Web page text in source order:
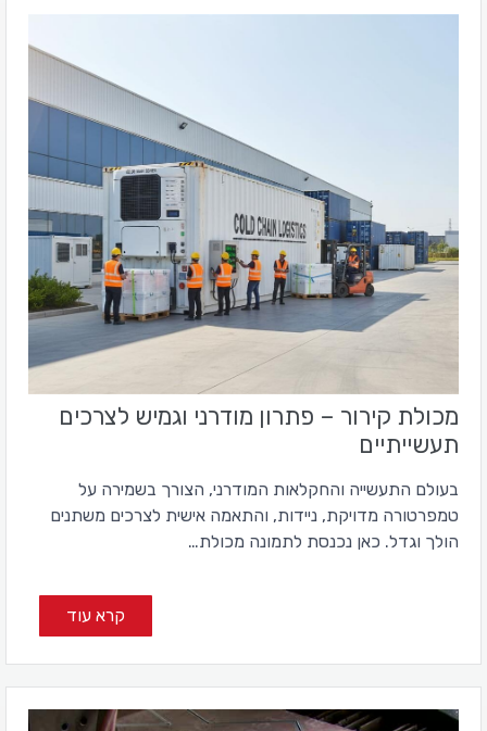
מכולת קירור – פתרון מודרני וגמיש לצרכים
תעשייתיים
בעולם התעשייה והחקלאות המודרני, הצורך בשמירה על
טמפרטורה מדויקת, ניידות, והתאמה אישית לצרכים משתנים
הולך וגדל. כאן נכנסת לתמונה מכולת…
קרא עוד